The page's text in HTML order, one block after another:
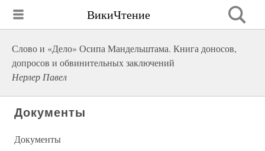
ВикиЧтение
Слово и «Дело» Осипа Мандельштама. Книга доносов,
допросов и обвинительных заключений
Нерлер Павел
Документы
Документы